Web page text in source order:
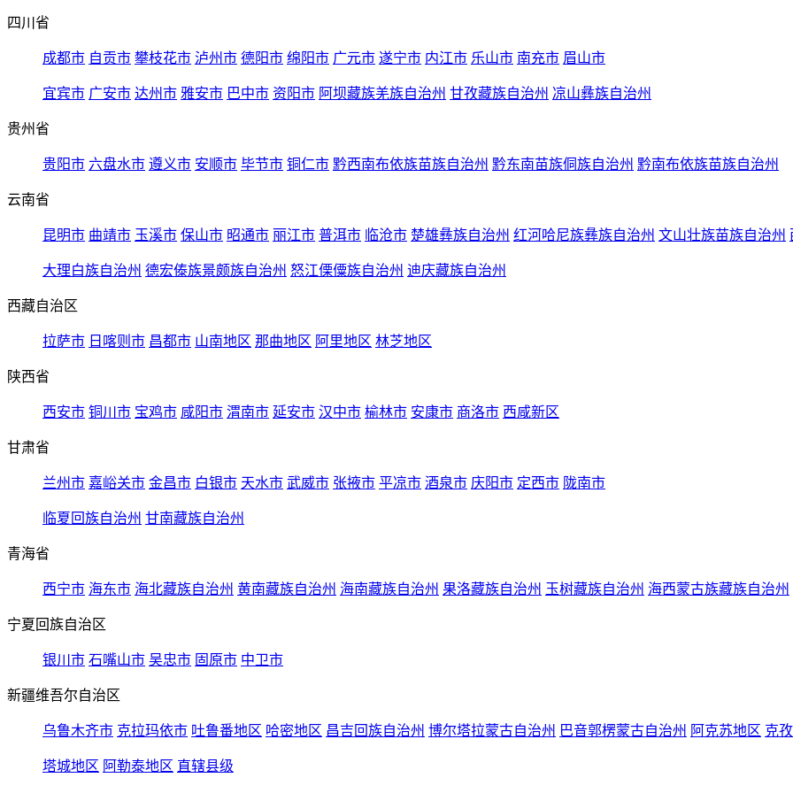
四川省
成都市 自贡市 攀枝花市 泸州市 德阳市 绵阳市 广元市 遂宁市 内江市 乐山市 南充市 眉山市
宜宾市 广安市 达州市 雅安市 巴中市 资阳市 阿坝藏族羌族自治州 甘孜藏族自治州 凉山彝族自治州
贵州省
贵阳市 六盘水市 遵义市 安顺市 毕节市 铜仁市 黔西南布依族苗族自治州 黔东南苗族侗族自治州 黔南布依族苗族自治州
云南省
昆明市 曲靖市 玉溪市 保山市 昭通市 丽江市 普洱市 临沧市 楚雄彝族自治州 红河哈尼族彝族自治州 文山壮族苗族自治州
大理白族自治州 德宏傣族景颇族自治州 怒江傈僳族自治州 迪庆藏族自治州
西藏自治区
拉萨市 日喀则市 昌都市 山南地区 那曲地区 阿里地区 林芝地区
陕西省
西安市 铜川市 宝鸡市 咸阳市 渭南市 延安市 汉中市 榆林市 安康市 商洛市 西咸新区
甘肃省
兰州市 嘉峪关市 金昌市 白银市 天水市 武威市 张掖市 平凉市 酒泉市 庆阳市 定西市 陇南市
临夏回族自治州 甘南藏族自治州
青海省
西宁市 海东市 海北藏族自治州 黄南藏族自治州 海南藏族自治州 果洛藏族自治州 玉树藏族自治州 海西蒙古族藏族自治州
宁夏回族自治区
银川市 石嘴山市 吴忠市 固原市 中卫市
新疆维吾尔自治区
乌鲁木齐市 克拉玛依市 吐鲁番地区 哈密地区 昌吉回族自治州 博尔塔拉蒙古自治州 巴音郭楞蒙古自治州 阿克苏地区 克
塔城地区 阿勒泰地区 直辖县级